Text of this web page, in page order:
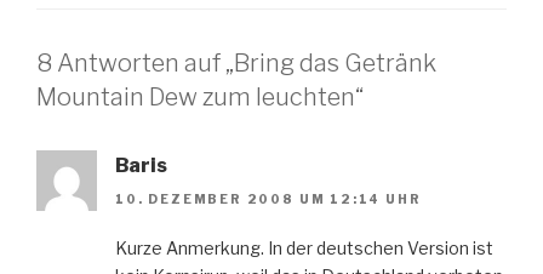
8 Antworten auf „Bring das Getränk
Mountain Dew zum leuchten“
Baris
10. DEZEMBER 2008 UM 12:14 UHR
Kurze Anmerkung. In der deutschen Version ist